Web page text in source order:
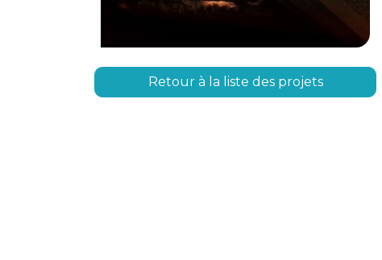
Retour à la liste des projets